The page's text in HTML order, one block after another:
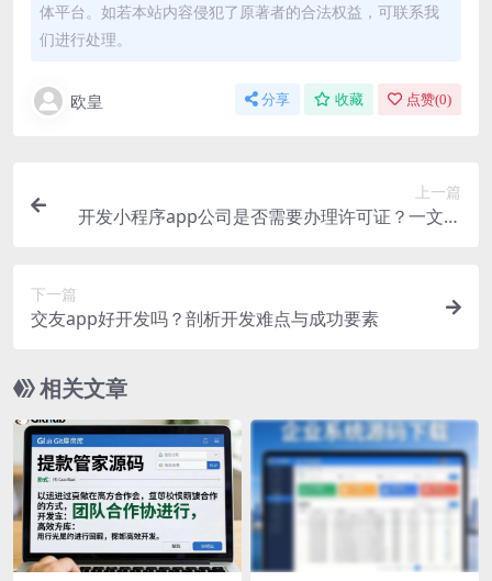
体平台。如若本站内容侵犯了原著者的合法权益，可联系我
们进行处理。
欧皇 分享 收藏 点赞(0)
上一篇
开发小程序app公司是否需要办理许可证？一文为
下一篇
交友app好开发吗？剖析开发难点与成功要素
相关文章